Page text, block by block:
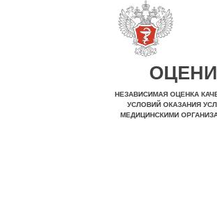
НЕЗАВИСИМАЯ ОЦЕНКА
УСЛОВИЙ ОКАЗАНИЯ
МЕДИЦИНСКИМИ